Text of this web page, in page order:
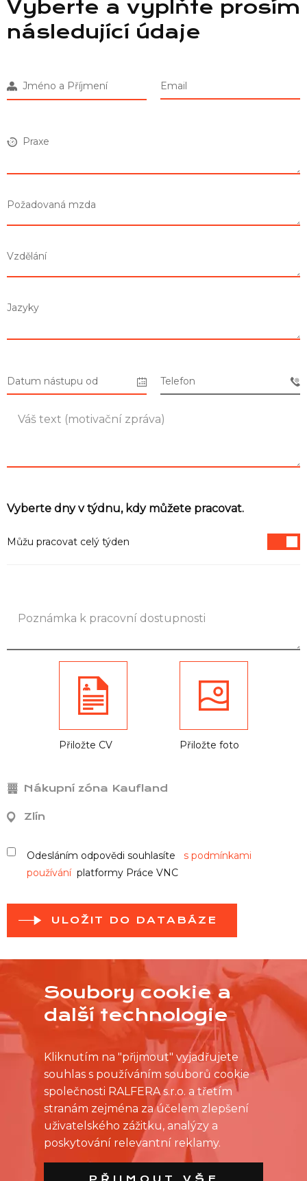
Seznam prodejen
Informace
Vyberte a vyplňte prosím
následující údaje
Jméno a Příjmení Email
Praxe
Požadovaná mzda
Vzdělání
Jazyky
Datum nástupu od Telefon
Vyberte dny v týdnu, kdy můžete pracovat.
Můžu pracovat celý týden
Přiložte CV Přiložte foto
Nákupní zóna Kaufland
Zlín
Odesláním odpovědi souhlasíte s podmínkami
používáníplatformy Práce VNC
ULOŽIT DO DATABÁZE
Soubory cookie a
další technologie
Kliknutím na "přijmout" vyjadřujete
souhlas s používáním souborů cookie
společnosti RALFERA s.r.o. a třetím
stranám zejména za účelem zlepšení
uživatelského zážitku, analýzy a
poskytování relevantní reklamy.